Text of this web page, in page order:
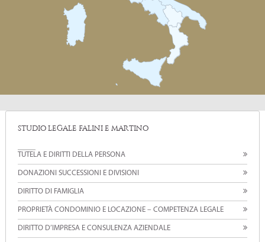
STUDIO LEGALE FALINI E MARTINO
TUTELA E DIRITTI DELLA PERSONA
DONAZIONI SUCCESSIONI E DIVISIONI
DIRITTO DI FAMIGLIA
PROPRIETÀ CONDOMINIO E LOCAZIONE – COMPETENZA LEGALE
DIRITTO D’IMPRESA E CONSULENZA AZIENDALE